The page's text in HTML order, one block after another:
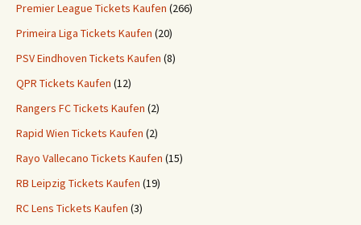
Premier League Tickets Kaufen (266)
Primeira Liga Tickets Kaufen (20)
PSV Eindhoven Tickets Kaufen (8)
QPR Tickets Kaufen (12)
Rangers FC Tickets Kaufen (2)
Rapid Wien Tickets Kaufen (2)
Rayo Vallecano Tickets Kaufen (15)
RB Leipzig Tickets Kaufen (19)
RC Lens Tickets Kaufen (3)